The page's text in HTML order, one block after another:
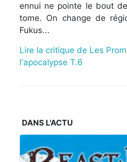
ennui ne pointe le bout
tome. On change de
Fukus...
Lire la critique de Les
l'apocalypse T.6
DANS L'ACTU